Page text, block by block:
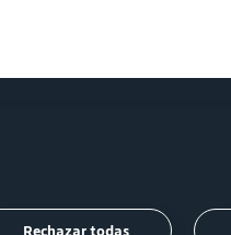
Síguenos
Rechazar todas